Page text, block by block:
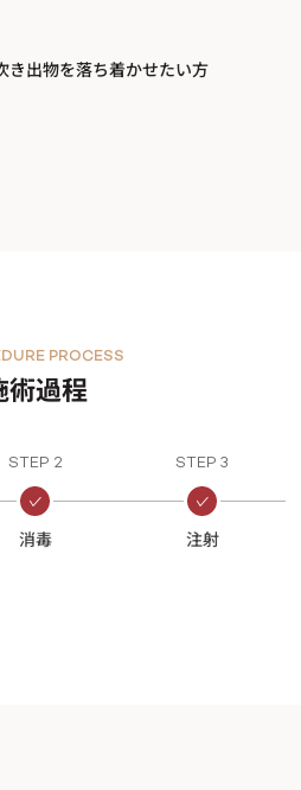
き出物を落ち着かせたい方
術過程
PROCESS
STEP 2
消毒
STEP 3
注射